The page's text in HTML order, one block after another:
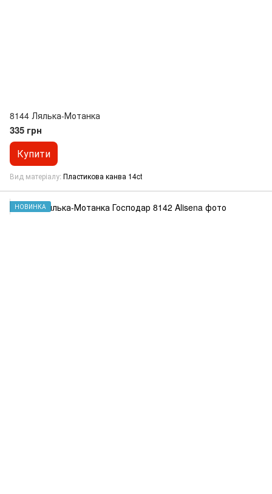
8144 Лялька-Мотанка
335 грн
Купити
Вид матеріалу Пластикова канва 14ct
НОВИНКА